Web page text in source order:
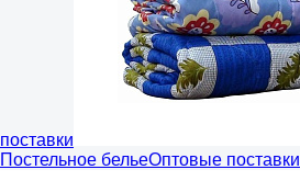
поставки
Постельное бельеОптовые поставки